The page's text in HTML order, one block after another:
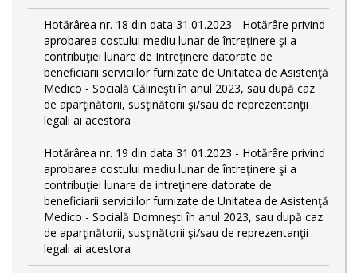
Hotărârea nr. 18 din data 31.01.2023 - Hotărâre privind
aprobarea costului mediu lunar de întreţinere şi a
contribuţiei lunare de Intreţinere datorate de
beneficiarii serviciilor furnizate de Unitatea de Asistenţă
Medico - Socială Călineşti în anul 2023, sau după caz
de aparţinătorii, susţinătorii şi/sau de reprezentanţii
legali ai acestora
Hotărârea nr. 19 din data 31.01.2023 - Hotărâre privind
aprobarea costului mediu lunar de întreţinere şi a
contribuţiei lunare de intreţinere datorate de
beneficiarii serviciilor furnizate de Unitatea de Asistenţă
Medico - Socială Domneşti în anul 2023, sau după caz
de aparţinătorii, susţinătorii şi/sau de reprezentanţii
legali ai acestora